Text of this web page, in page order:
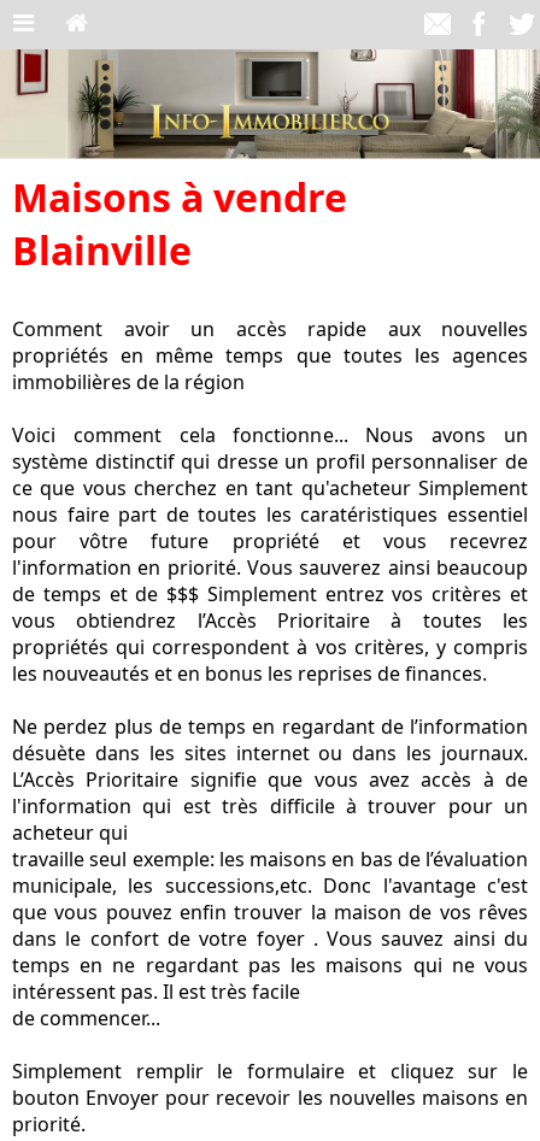
Maisons à vendre
Blainville
Comment avoir un accès rapide aux nouvelles
propriétés en même temps que toutes les agences
immobilières de la région
Voici comment cela fonctionne... Nous avons un
système distinctif qui dresse un profil personnaliser de
ce que vous cherchez en tant qu'acheteur Simplement
nous faire part de toutes les caratéristiques essentiel
pour vôtre future propriété et vous recevrez
l'information en priorité. Vous sauverez ainsi beaucoup
de temps et de $$$ Simplement entrez vos critères et
vous obtiendrez l’Accès Prioritaire à toutes les
propriétés qui correspondent à vos critères, y compris
les nouveautés et en bonus les reprises de finances.
Ne perdez plus de temps en regardant de l’information
désuète dans les sites internet ou dans les journaux.
L’Accès Prioritaire signifie que vous avez accès à de
l'information qui est très difficile à trouver pour un
acheteur qui
travaille seul exemple: les maisons en bas de l’évaluation
municipale, les successions,etc. Donc l'avantage c'est
que vous pouvez enfin trouver la maison de vos rêves
dans le confort de votre foyer . Vous sauvez ainsi du
temps en ne regardant pas les maisons qui ne vous
intéressent pas. Il est très facile
de commencer...
Simplement remplir le formulaire et cliquez sur le
bouton Envoyer pour recevoir les nouvelles maisons en
priorité.